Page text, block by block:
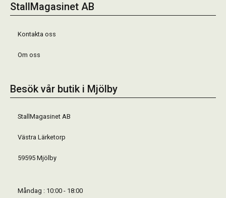
StallMagasinet AB
Kontakta oss
Om oss
Besök vår butik i Mjölby
StallMagasinet AB
Västra Lärketorp
59595 Mjölby
Måndag : 10:00 - 18:00